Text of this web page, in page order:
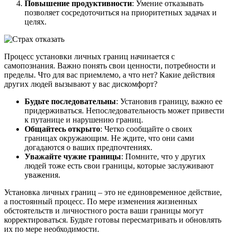
Повышение продуктивности: Умение отказывать
позволяет сосредоточиться на приоритетных задачах и
целях.
Процесс установки личных границ начинается с
самопознания. Важно понять свои ценности, потребности и
пределы. Что для вас приемлемо, а что нет? Какие действия
других людей вызывают у вас дискомфорт?
Будьте последовательны: Установив границу, важно ее
придерживаться. Непоследовательность может привести
к путанице и нарушению границ.
Общайтесь открыто: Четко сообщайте о своих
границах окружающим. Не ждите, что они сами
догадаются о ваших предпочтениях.
Уважайте чужие границы: Помните, что у других
людей тоже есть свои границы, которые заслуживают
уважения.
Установка личных границ – это не единовременное действие,
а постоянный процесс. По мере изменения жизненных
обстоятельств и личностного роста ваши границы могут
корректироваться. Будьте готовы пересматривать и обновлять
их по мере необходимости.